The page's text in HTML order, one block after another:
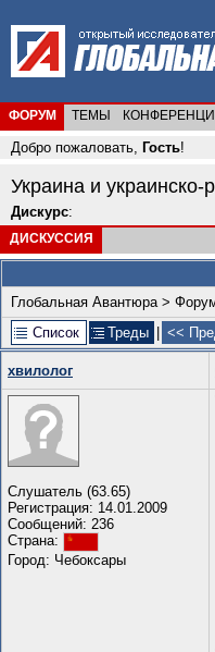
ФОРУМ ТЕМЫ
Добро пожаловать, Гость!
Украина и украинско-
Дискурс:
ДИСКУССИЯ
Глобальная Авантюра>
Список
Треды <<
хвилолог
Слушатель (63.65)
Регистрация: 14.01.2009
Сообщений: 236
Страна:
Город: Чебоксары